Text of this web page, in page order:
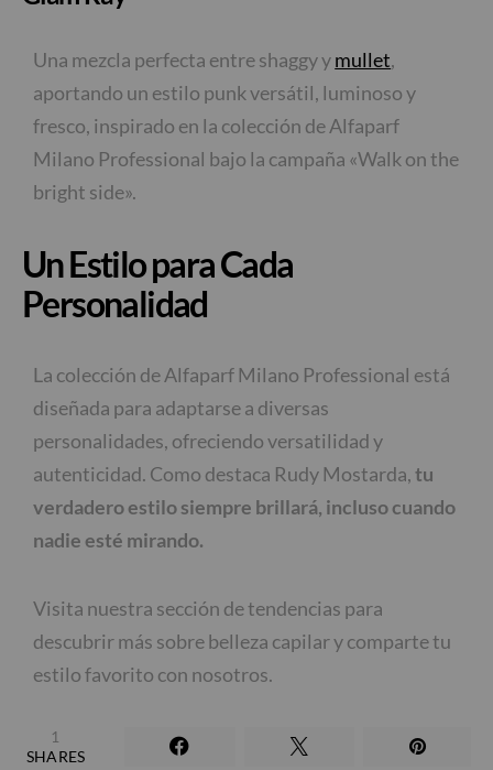
Una mezcla perfecta entre shaggy ymullet,
aportando un estilo punk versátil, luminoso y
fresco, inspirado en la colección de Alfaparf
Milano Professional bajo la campaña «Walk on the
bright side».
Un Estilo para Cada
Personalidad
La colección de Alfaparf Milano Professional está
diseñada para adaptarse a diversas
personalidades, ofreciendo versatilidad y
autenticidad. Como destaca Rudy Mostarda,tu
verdadero estilo siempre brillará, incluso cuando
nadie esté mirando.
Visita nuestra sección de tendencias para
descubrir más sobre belleza capilar y comparte tu
estilo favorito con nosotros.
1
SHARES